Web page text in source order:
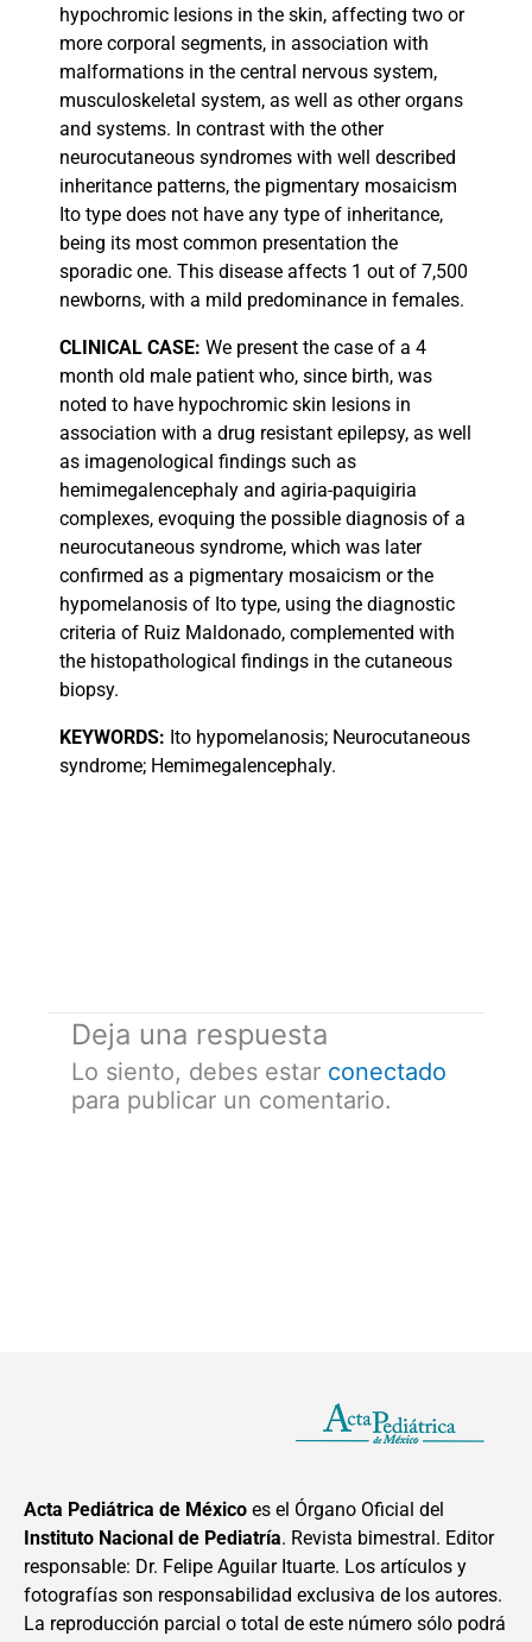
hypochromic lesions in the skin, affecting two or
more corporal segments, in association with
malformations in the central nervous system,
musculoskeletal system, as well as other organs
and systems. In contrast with the other
neurocutaneous syndromes with well described
inheritance patterns, the pigmentary mosaicism
Ito type does not have any type of inheritance,
being its most common presentation the
sporadic one. This disease affects 1 out of 7,500
newborns, with a mild predominance in females.
CLINICAL CASE: We present the case of a 4
month old male patient who, since birth, was
noted to have hypochromic skin lesions in
association with a drug resistant epilepsy, as well
as imagenological findings such as
hemimegalencephaly and agiria-paquigiria
complexes, evoquing the possible diagnosis of a
neurocutaneous syndrome, which was later
confirmed as a pigmentary mosaicism or the
hypomelanosis of Ito type, using the diagnostic
criteria of Ruiz Maldonado, complemented with
the histopathological findings in the cutaneous
biopsy.
KEYWORDS: Ito hypomelanosis; Neurocutaneous
syndrome; Hemimegalencephaly.
Deja una respuesta
Lo siento, debes estar conectado
para publicar un comentario.
Acta Pediátrica de México es el Órgano Oficial del
Instituto Nacional de Pediatría. Revista bimestral. Editor
responsable: Dr. Felipe Aguilar Ituarte. Los artículos y
fotografías son responsabilidad exclusiva de los autores.
La reproducción parcial o total de este número sólo podrá